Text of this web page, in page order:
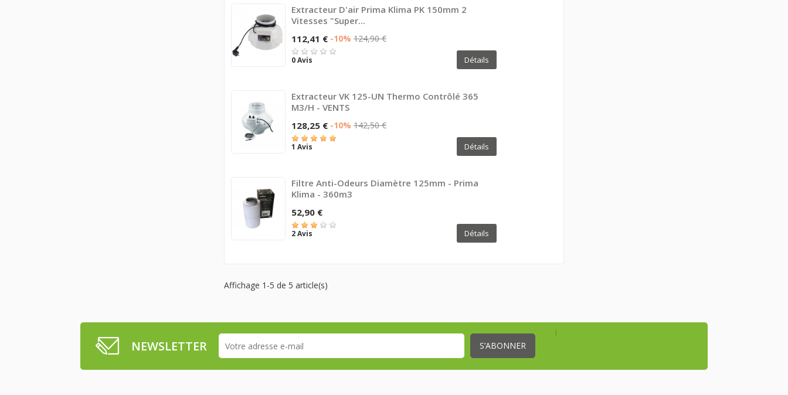
Extracteur D'air Prima Klima PK 150mm 2
Vitesses "Super...
112,41 € -10% 124,90 €
0 Avis Détails
Extracteur VK 125-UN Thermo Contrôlé 365
M3/h - VENTS
128,25 € -10% 142,50 €
1 Avis Détails
Filtre Anti-Odeurs Diamètre 125mm - Prima
Klima - 360m3
52,90 €
2 Avis Détails
Affichage 1-5 de 5 article(s)
NEWSLETTER